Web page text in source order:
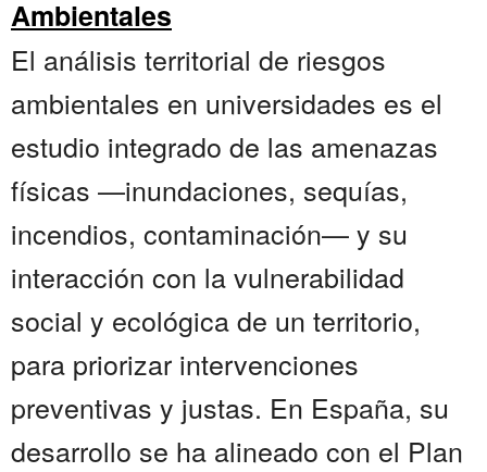
Ambientales
El análisis territorial de riesgos
ambientales en universidades es el
estudio integrado de las amenazas
físicas —inundaciones, sequías,
incendios, contaminación— y su
interacción con la vulnerabilidad
social y ecológica de un territorio,
para priorizar intervenciones
preventivas y justas. En España, su
desarrollo se ha alineado con el Plan